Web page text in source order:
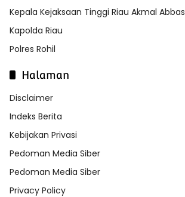
Kepala Kejaksaan Tinggi Riau Akmal Abbas
Kapolda Riau
Polres Rohil
Halaman
Disclaimer
Indeks Berita
Kebijakan Privasi
Pedoman Media Siber
Pedoman Media Siber
Privacy Policy